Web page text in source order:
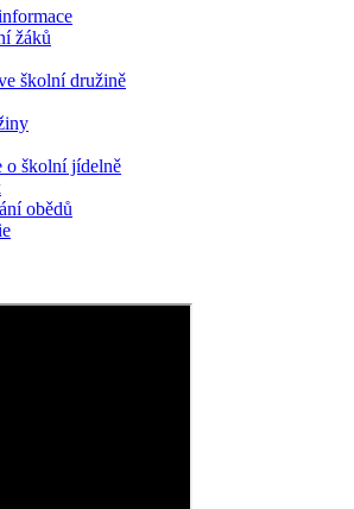
žáků
školní družině
o školní jídelně
obědů